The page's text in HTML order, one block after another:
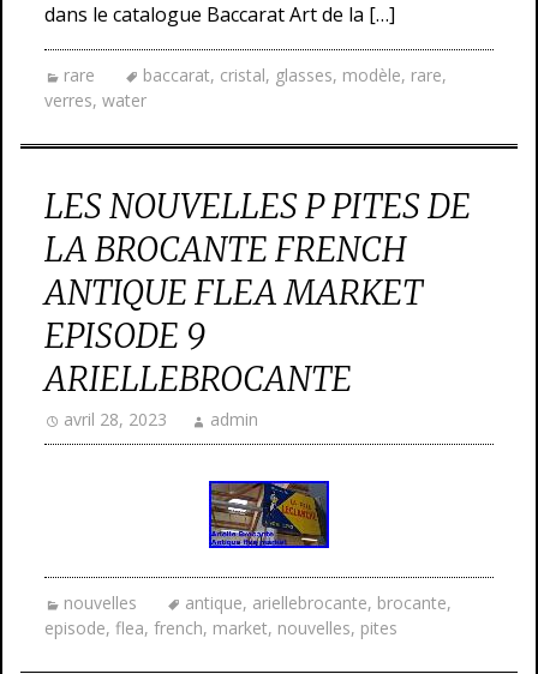
dans le catalogue Baccarat Art de la […]
rare baccarat, cristal, glasses, modèle, rare,
verres, water
LES NOUVELLES P PITES DE
LA BROCANTE FRENCH
ANTIQUE FLEA MARKET
EPISODE 9
ARIELLEBROCANTE
avril 28, 2023 admin
nouvelles antique, ariellebrocante, brocante,
episode, flea, french, market, nouvelles, pites